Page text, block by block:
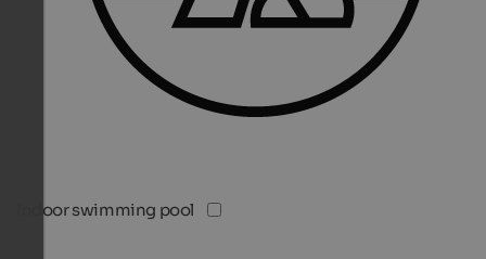
Indoor swimming pool